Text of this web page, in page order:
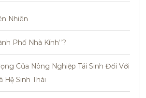
Nhiên
Phố Nhà Kính”?
Của Nông Nghiệp Tái Sinh Đối Với
Hệ Sinh Thái